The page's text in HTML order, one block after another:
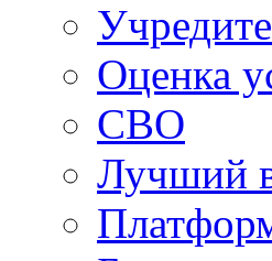
Оценка
СВО
Лучший